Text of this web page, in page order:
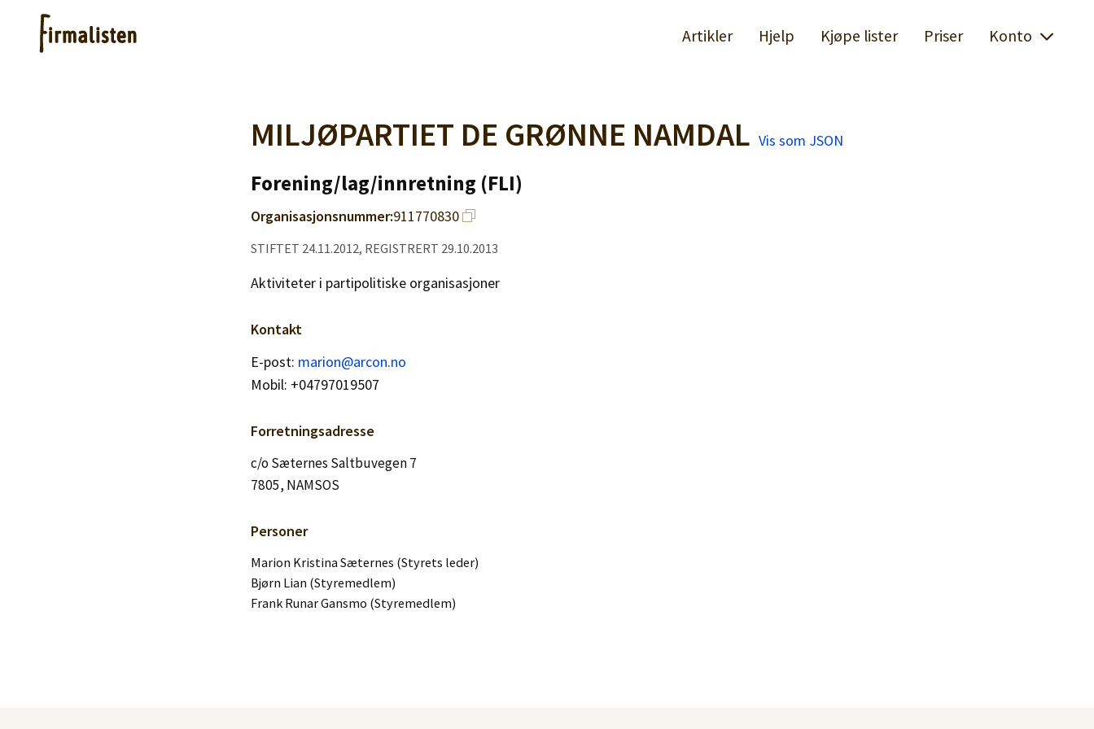
Artikler Hjelp Kjøpe lister Priser Konto
MILJØPARTIET DE GRØNNE NAMDAL Vis som JSON
Forening/lag/innretning (FLI)
Organisasjonsnummer:911770830
STIFTET 24.11.2012, REGISTRERT 29.10.2013
Aktiviteter i partipolitiske organisasjoner
Kontakt
E-post: marion@arcon.no
Mobil: +04797019507
Forretningsadresse
c/o Sæternes Saltbuvegen 7
7805, NAMSOS
Personer
Marion Kristina Sæternes (Styrets leder)
Bjørn Lian (Styremedlem)
Frank Runar Gansmo (Styremedlem)